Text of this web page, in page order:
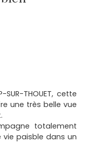
SUR-THOUET, cette
une très belle vue
totalement
paisble dans un